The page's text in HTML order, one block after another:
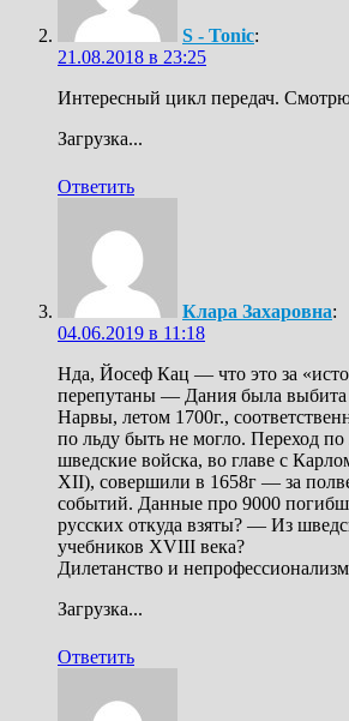
S - Tonic:
21.08.2018 в 23:25
Интересный цикл передач.
Загрузка...
Ответить
Клара Захаровна:
04.06.2019 в 11:18
Нда, Йосеф Кац — что это за
перепутаны — Дания была
Нарвы, летом 1700г.,
по льду быть не могло. Переход
шведские войска, во главе с
ХII), совершили в 1658г — за
событий. Данные про 9000
русских откуда взяты? — Из
учебников XVIII века?
Дилетанство и
Загрузка...
Ответить